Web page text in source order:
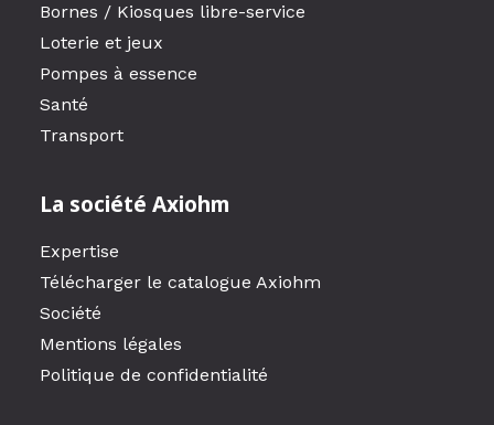
Bornes / Kiosques libre-service
Loterie et jeux
Pompes à essence
Santé
Transport
La société Axiohm
Expertise
Télécharger le catalogue Axiohm
Société
Mentions légales
Politique de confidentialité